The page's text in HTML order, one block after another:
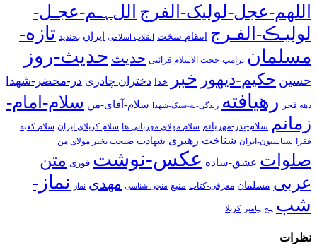
اللهم-عجل-لولیک-الفرج اللﮩـم-عجـل-
لولیـڪ-الفـرج انتقام سخت انقلاب اسلامی ایران بخندید تازه-
مسلمان ترامپ حجت الاسلام قرائتی حدیث حدیث-روز
حسین حکیم-دیهور خبر خدا دختران چادری در-محضر-شهدا
دهه فجر رهیافته زندگی-به-سبک-شهدا سلام-آقای-من سلام-امام-
زمانم سلام-پدر-مهربانم سلام مولای مهربانی ها سلام کربلای ایران سلام کعبه
فقرا سیاسیون-ایران شناخت رهبری شهادت صبحت بخیر مولای من
صلوات عشق-ساده عکس-نوشت فوری متن
عربی مسلمان معرفی-کتاب منبع منجی شناسی مهدی نماز
نماز-
شب پنج پیامبر کربلا
نظرات